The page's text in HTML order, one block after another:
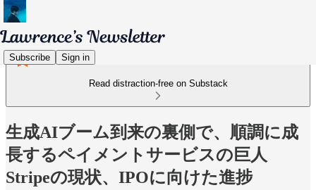
Subscribe Sign in
Read distraction-free on Substack
生成AIブーム到来の裏側で、順調に成
長するペイメントサービスの巨人
Stripeの現状、IPOに向けた進捗